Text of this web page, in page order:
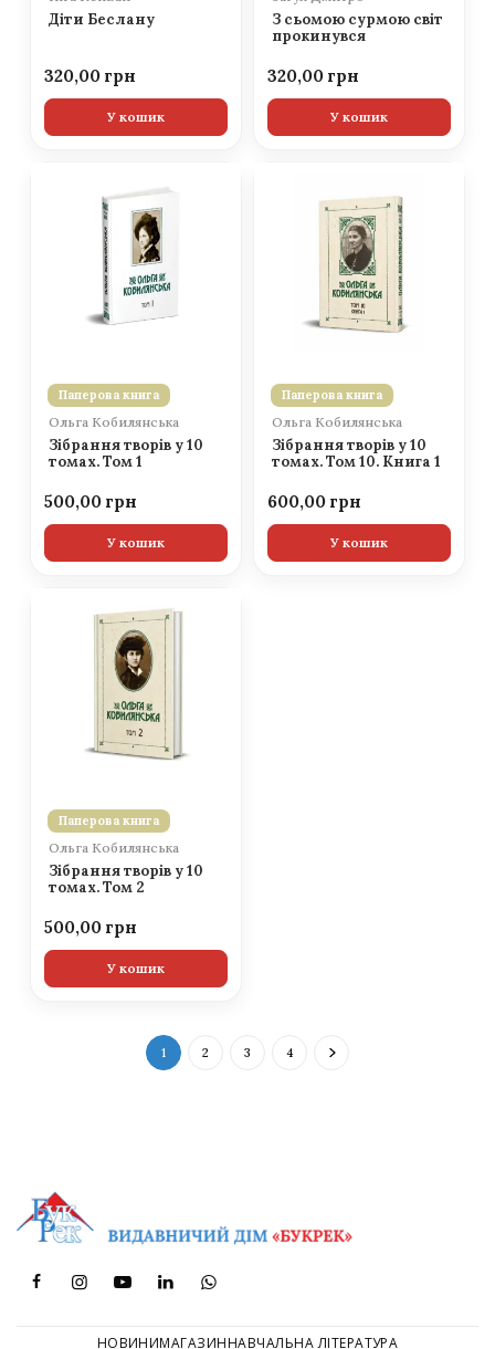
Діти Беслану
320,00
У кошик
З сьомою сурмою світ
прокинувся
320,00
У кошик
Паперова книга
Ольга Кобилянська
Зібрання творів у 10
томах. Том 1
500,00
У кошик
Паперова книга
Ольга Кобилянська
Зібрання творів у 10
томах. Том 10. Книга 1
600,00
У кошик
Паперова книга
Ольга Кобилянська
Зібрання творів у 10
томах. Том 2
500,00
У кошик
1 2 3 4
НОВИНИМАГАЗИННАВЧАЛЬНА ЛІТЕРАТУРА